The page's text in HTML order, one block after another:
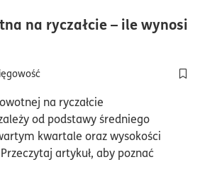
na ryczałcie – ile wynosi
na ryczałcie
od podstawy średniego
kwartale oraz wysokości
artykuł, aby poznać